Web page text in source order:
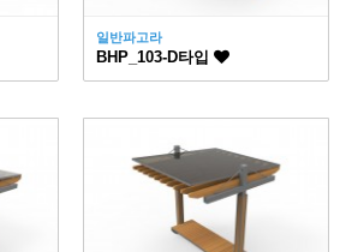
일반파고라
BHP_103-D타입